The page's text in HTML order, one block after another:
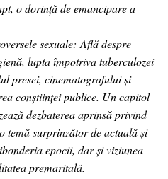
o dorință de emancipare a
sexuale: Află despre
lupta împotriva tuberculozei
presei, cinematografului și
conștiinței publice. Un capitol
dezbaterea aprinsă privind
temă surprinzător de actuală și
epocii, dar și viziunea
premaritală.